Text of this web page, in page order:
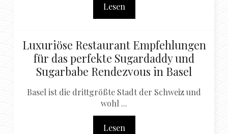
Lesen
Luxuriöse Restaurant Empfehlungen
für das perfekte Sugardaddy und
Sugarbabe Rendezvous in Basel
Basel ist die drittgrößte Stadt der Schweiz und
wohl ...
Lesen